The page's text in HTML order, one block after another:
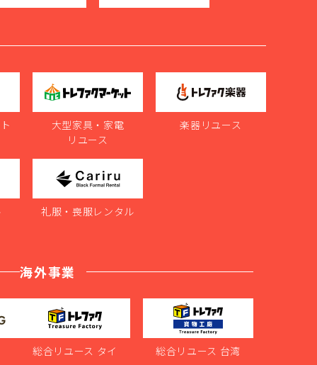
大型家具・家電
リユース
楽器リユース
礼服・喪服レンタル
海外事業
総合リユース タイ 総合リユース 台湾